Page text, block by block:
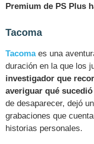
Premium de PS Plus
Tacoma
Tacomaes una
duración en la que los
investigador que
averiguar qué
de desaparecer, dejó
grabaciones que
historias personales.